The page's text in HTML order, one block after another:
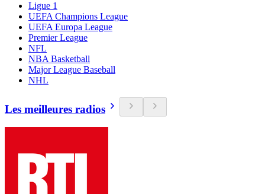
Ligue 1
UEFA Champions League
UEFA Europa League
Premier League
NFL
NBA Basketball
Major League Baseball
NHL
Les meilleures radios